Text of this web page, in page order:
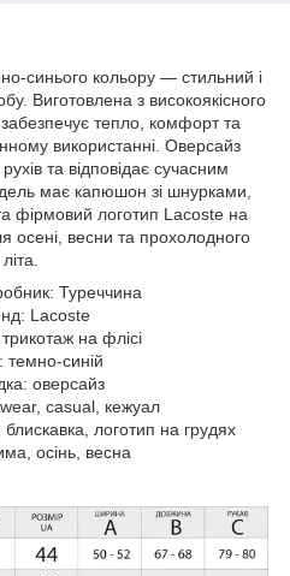
синього кольору — стильний і
Виготовлена з високоякісного
тепло, комфорт та
використанні. Оверсайз
та відповідає сучасним
має капюшон зі шнурками,
фірмовий логотип Lacoste на
осені, весни та прохолодного
літа.
Туреччина
Lacoste
на флісі
темно-синій
оверсайз
casual, кежуал
логотип на грудях
осінь, весна